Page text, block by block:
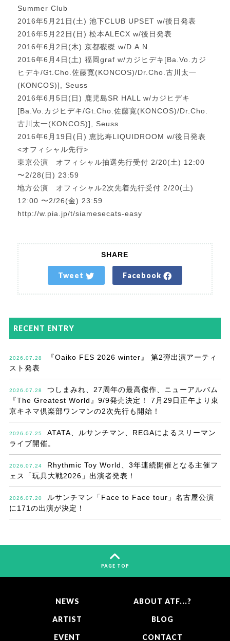
Summer Club
2016年5月21日(土) 池下CLUB UPSET w/後日発表
2016年5月22日(日) 松本ALECX w/後日発表
2016年6月2日(木) 京都磔磔 w/D.A.N.
2016年6月4日(土) 福岡graf w/カジヒデキ[Ba.Vo.カジ
ヒデキ/Gt.Cho.佐藤寛(KONCOS)/Dr.Cho.古川太一
(KONCOS)], Seuss
2016年6月5日(日) 鹿児島SR HALL w/カジヒデキ
[Ba.Vo.カジヒデキ/Gt.Cho.佐藤寛(KONCOS)/Dr.Cho.
古川太一(KONCOS)], Seuss
2016年6月19日(日) 恵比寿LIQUIDROOM w/後日発表
<オフィシャル先行>
東京公演 オフィシャル抽選先行受付 2/20(土) 12:00
〜2/28(日) 23:59
地方公演 オフィシャル2次先着先行受付 2/20(土)
12:00 〜2/26(金) 23:59
http://w.pia.jp/t/siamesecats-easy
SHARE
Tweet Facebook
RECENT ENTRY
2026.07.28
『Oaiko FES 2026 winter』 第2弾出演アーティ
スト発表
2026.07.28
つしまみれ、27周年の最高傑作、ニューアルバム
『The Greatest World』9/9発売決定！ 7月29日正午より東
京キネマ倶楽部ワンマンの2次先行も開始！
2026.07.25
ATATA、ルサンチマン、REGAによるスリーマン
ライブ開催。
2026.07.24
Rhythmic Toy World、3年連続開催となる主催フ
ェス「玩具大戦2026」出演者発表！
2026.07.20
ルサンチマン「Face to Face tour」名古屋公演
に171の出演が決定！
PAGE TOP
NEWS
ARTIST
EVENT
ABOUT ATF...?
BLOG
CONTACT